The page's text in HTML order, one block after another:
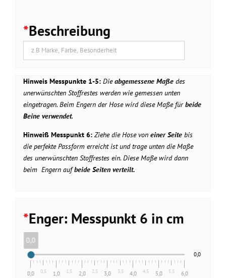
*Beschreibung
Hinweis Messpunkte 1-5: Dieabgemessene Maße des
unerwünschten Stoffrestes werden wie gemessen unten
eingetragen. Beim Engern der Hose wird diese Maße fürbeide
Beine verwendet.
Hinweiß Messpunkt 6: Ziehe die Hose von einer Seite bis
die perfekte Passform erreicht ist und trage unten die Maße
des unerwünschten Stoffrestes ein. Diese Maße wird dann
beim Engern aufbeide Seiten verteilt.
*Enger: Messpunkt 6 in cm
0,0
0,0 0,5 1,0 1,5 2,0 2,5 3,0 3,5 4,0 4,5 5,0 5,5 6,0
0,0